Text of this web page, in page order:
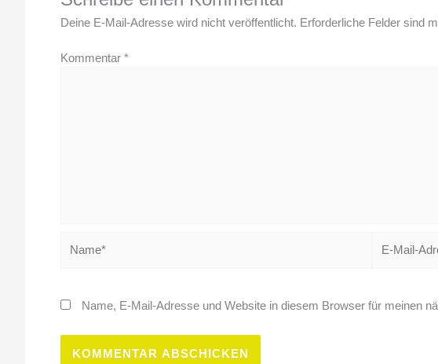
Deine E-Mail-Adresse wird nicht veröffentlicht. Erforderliche Felder sind
Kommentar *
Mail-
Name, E-Mail-Adresse und Website in diesem Browser für meinen